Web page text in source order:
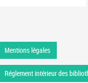
Mentions légales
Réglement intérieur des